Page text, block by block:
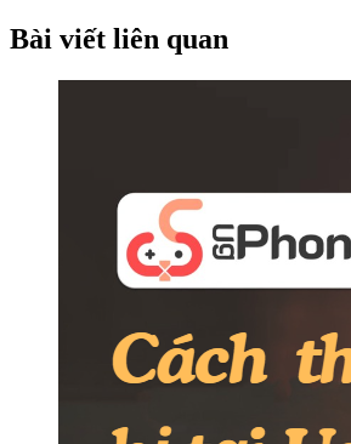
Bài viết liên quan